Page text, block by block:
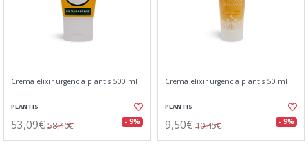
Crema elixir urgencia plantis 500 ml
PLANTIS
53,09€ 58,40€ - 9%
Crema elixir urgencia plantis 50 ml
PLANTIS
9,50€ 10,45€ - 9%